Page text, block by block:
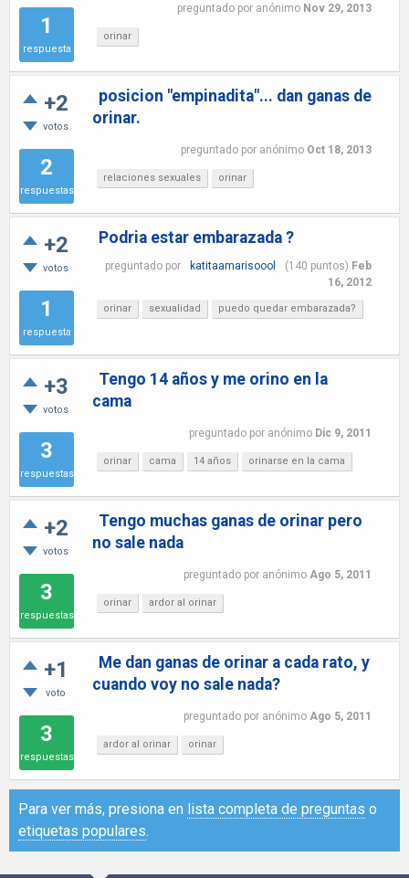
1
respuesta
preguntado por anónimo Nov 29, 2013
orinar
+2
votos
2
respuestas
posicion "empinadita"... dan ganas de
orinar.
preguntado por anónimo Oct 18, 2013
relaciones sexuales orinar
+2
votos
1
respuesta
Podria estar embarazada ?
preguntado por katitaamarisoool (140 puntos) Feb
16, 2012
orinar sexualidad puedo quedar embarazada?
+3
votos
3
respuestas
Tengo 14 años y me orino en la
cama
preguntado por anónimo Dic 9, 2011
orinar cama 14 años orinarse en la cama
+2
votos
3
respuestas
Tengo muchas ganas de orinar pero
no sale nada
preguntado por anónimo Ago 5, 2011
orinar ardor al orinar
+1
voto
3
respuestas
Me dan ganas de orinar a cada rato, y
cuando voy no sale nada?
preguntado por anónimo Ago 5, 2011
ardor al orinar orinar
Para ver más, presiona en lista completa de preguntas o
etiquetas populares.